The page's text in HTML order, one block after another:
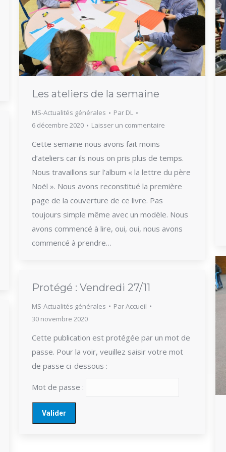
Les ateliers de la semaine
MS-Actualités générales Par DL
6 décembre 2020
Laisser un commentaire
Cette semaine nous avons fait moins
d’ateliers car ils nous on pris plus de temps.
Nous travaillons sur l’album « la lettre du père
Noël ». Nous avons reconstitué la première
page de la couverture de ce livre. Pas
toujours simple même avec un modèle. Nous
avons commencé à lire, oui, oui, nous avons
commencé à prendre…
Protégé : Vendredi 27/11
MS-Actualités générales ParAccueil
30 novembre 2020
Cette publication est protégée par un mot de
passe. Pour la voir, veuillez saisir votre mot
de passe ci-dessous :
Mot de passe :